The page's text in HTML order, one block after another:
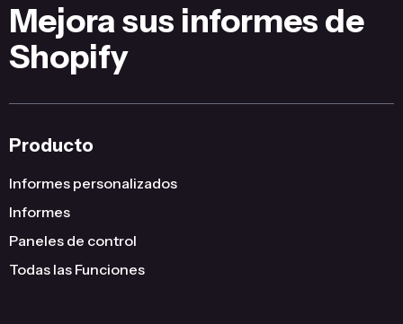
Mejora sus informes de
Shopify
Producto
Informes personalizados
Informes
Paneles de control
Todas las Funciones